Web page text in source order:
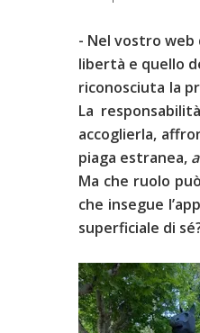
- Nel vostro web
libertà e quello
riconosciuta la
La
accoglierla,
piaga estranea,
Ma che ruolo
che insegue
superficiale di